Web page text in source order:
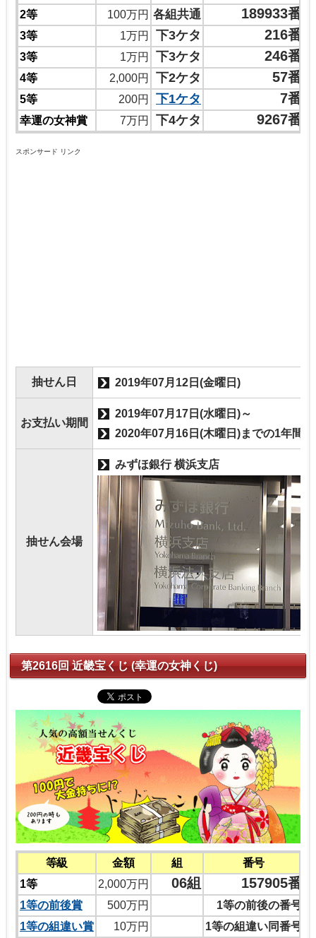
2等
100万円 各組共通 189933番
3等 1万円 下3ケタ 216番
3等 1万円 下3ケタ 246番
4等 2,000円 下2ケタ 57番
5等 200円 下1ケタ 7番
幸運の女神賞 7万円 下4ケタ 9267番
スポンサード リンク
抽せん日 2019年07月12日(金曜日)
お支払い期間
2019年07月17日(水曜日)～
2020年07月16日(木曜日)までの1年間
抽せん会場
みずほ銀行 横浜支店
第2616回 近畿宝くじ (幸運の女神くじ)
等級 金額 組
番号
1等
2,000万円 06組 157905番
1等の前後賞 500万円
1等の前後の番号
1等の組違い賞
10万円 1等の組違い同番号